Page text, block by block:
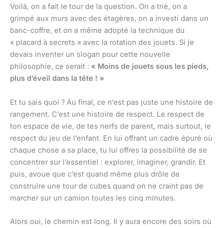
Voilà, on a fait le tour de la question. On a trié, on a
grimpé aux murs avec des étagères, on a investi dans un
banc-coffre, et on a même adopté la technique du
« placard à secrets » avec la rotation des jouets. Si je
devais inventer un slogan pour cette nouvelle
philosophie, ce serait : « Moins de jouets sous les pieds,
plus d’éveil dans la tête ! »
Et tu sais quoi ? Au final, ce n’est pas juste une histoire de
rangement. C’est une histoire de respect. Le respect de
ton espace de vie, de tes nerfs de parent, mais surtout, le
respect du jeu de l’enfant. En lui offrant un cadre épuré où
chaque chose a sa place, tu lui offres la possibilité de se
concentrer sur l’essentiel : explorer, imaginer, grandir. Et
puis, avoue que c’est quand même plus drôle de
construire une tour de cubes quand on ne craint pas de
marcher sur un camion toutes les cinq minutes.
Alors oui, le chemin est long. Il y aura encore des soirs où